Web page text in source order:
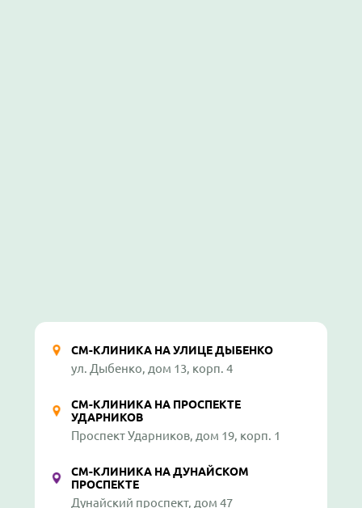
СМ-КЛИНИКА НА УЛИЦЕ ДЫБЕНКО
ул. Дыбенко, дом 13, корп. 4
СМ-КЛИНИКА НА ПРОСПЕКТЕ
УДАРНИКОВ
Проспект Ударников, дом 19, корп. 1
СМ-КЛИНИКА НА ДУНАЙСКОМ
ПРОСПЕКТЕ
Дунайский проспект, дом 47